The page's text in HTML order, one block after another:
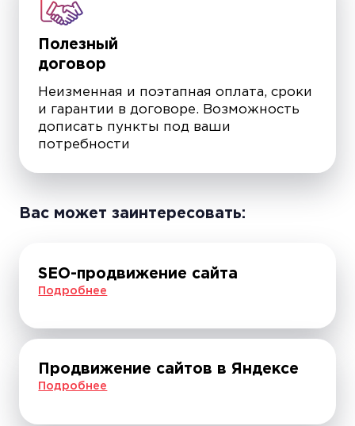
Полезный
договор
Неизменная и поэтапная оплата, сроки
и гарантии в договоре. Возможность
дописать пункты под ваши
потребности
Вас может заинтересовать:
SEO-продвижение сайта
Подробнее
Продвижение сайтов в Яндексе
Подробнее